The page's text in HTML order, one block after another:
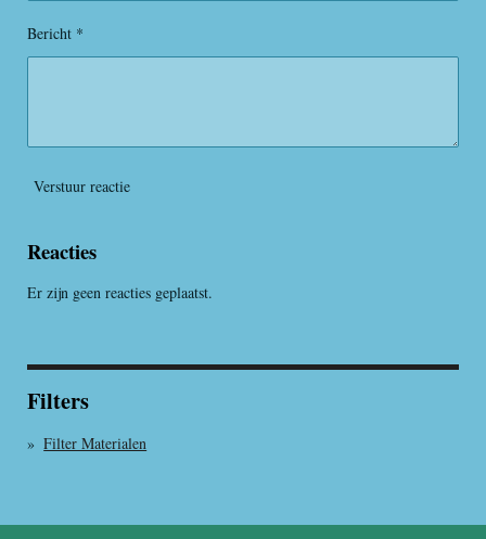
r
e
n
Bericht *
Verstuur reactie
Reacties
Er zijn geen reacties geplaatst.
Filters
Filter Materialen